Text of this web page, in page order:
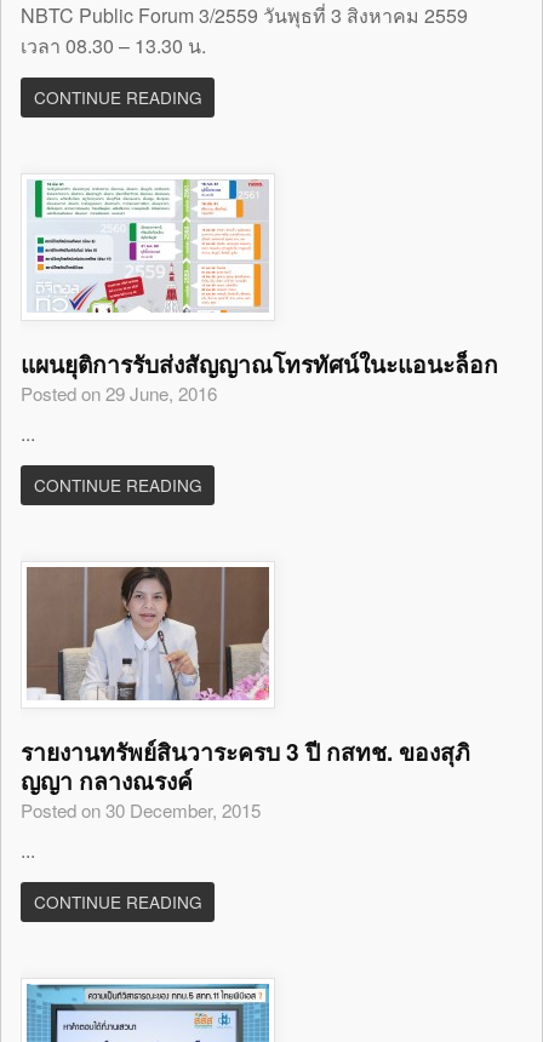
NBTC Public Forum 3/2559 วันพุธที่ 3 สิงหาคม 2559
เวลา 08.30 – 13.30 น.
CONTINUE READING
แผนยุติการรับส่งสัญญาณโทรทัศน์ในะแอนะล็อก
Posted on 29 June, 2016
...
CONTINUE READING
รายงานทรัพย์สินวาระครบ 3 ปี กสทช. ของสุภิ
ญญา กลางณรงค์
Posted on 30 December, 2015
...
CONTINUE READING